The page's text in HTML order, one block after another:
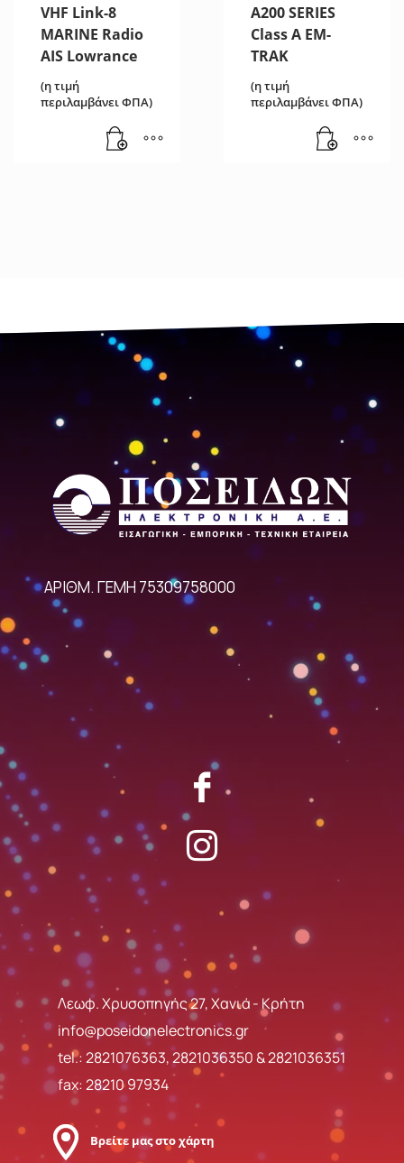
VHF Link-8
MARINE Radio
AIS Lowrance
(η τιμή
περιλαμβάνει ΦΠΑ)
A200 SERIES
Class A EM-
TRAK
(η τιμή
περιλαμβάνει ΦΠΑ)
ΑΡΙΘΜ. ΓΕΜΗ 75309758000
Λεωφ. Χρυσοπηγής 27, Χανιά - Κρήτη
info@poseidonelectronics.gr
tel.:2821076363,2821036350&2821036351
fax: 28210 97934
Βρείτε μας στο χάρτη